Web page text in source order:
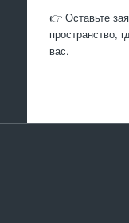
👉 Оставьте
пространство,
вас.